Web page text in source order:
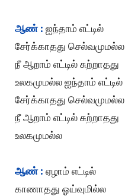
ஆண் : ஐந்தாம் எட்டில்
சேர்க்காதது செல்வமுமல்ல
நீ ஆறாம் எட்டில் சுற்றாதது
உலகமுமல்ல ஐந்தாம் எட்டில்
சேர்க்காதது செல்வமுமல்ல
நீ ஆறாம் எட்டில் சுற்றாதது
உலகமுமல்ல
ஆண் : ஏழாம் எட்டில்
காணாதது ஓய்வுமில்ல